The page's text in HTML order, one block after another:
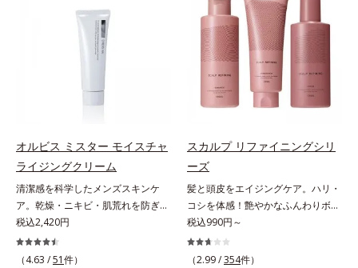
上向き(*12)のハリと透明感を。効
果的なシナジー設計で、あなたのエ
イジングケアを応援します。*1 メ
ラニンの生成を抑え、シミ・ソバカ
スを防ぐ（ウォッシュを除く）*2
オルビス内スキンケアシリーズの保
湿力*3 年齢に応じたお手入れのこ
角層*5 乾燥による*6 洗浄によ
る物理的効果*7 うるおいによる
*8 乾燥、ハリ・ツヤのなさ*9
保湿成分*10 ロニセラカエルレア
果汁、ノバラエキス配合＝うるおい
を与えハリと透明感に満ちた肌へ導
く保湿成分*11 メマツヨイグサ抽
出液、スイカズラエキス配合＝角層
シナジー設計で、あなたのエイジン
グケアを応援します。*1 メラニン
の生成を抑え、シミ・ソバカスを防
ぐ（ウォッシュ除く）*2 オルビス
内スキンケアシリーズの保湿力*3
年齢に応じたお手入れのこと*4 う
るおいによる*5 乾燥、ハリ・ツヤ
ロニセラカエルレア果汁、ノバラエ
キス配合＝うるおいを与えハリと透
明感に満ちた肌へ導く保湿成分*9
メマツヨイグサ抽出液、スイカズラ
エキス配合＝角層のすみずみまで水
分・油分を保ち、ハリ・ツヤを与え
る保湿成分*10 気持ちのこと各商品
の詳しい情報は商品ページをご覧く
れで賢いケアを。ライフスタイルに
なじむ、若々しい印象(*2)作りのサ
ポートをします。オルビスアンバー
ヴァイタルトリートメントクリーム
「オルビスアンバー ヴァイタルト
リートメントクリーム」は、1品
で、化粧水、クリーム、シワ改善・
ッククリーム(*3)、パックの6役を
担い、複合的にアプローチ。Wナイ
アシン(*4)によるシワ改善・シミ予
防に加え、複合成分コラーゲンコン
プレックスSPが肌のハリを徹底サポ
ート。肌なじみのよいクリーム構造
で角層まで保湿成分が浸透し、うる
おいをギュッと閉じ込めます。洗顔
フスタイルになじむ、若々しい印象
(*1)作りのサポートをします。オル
ビスアンバー グロウプレセラムオ
イルイン先⾏型美容液「オルビスア
ンバー グロウプレセラム」は、オ
イル成分(*2)が肌に素早くなじみ、
肌をやわらかくしながら角層まで浸
こやかに整え、うるおいを蓄える肌
へと導きます。洗顔後すぐに使うこ
とで、あとのオールインワンクリー
ムの肌なじみを高め、うるおいとツ
ヤのある肌を叶えます。*1 肌にハ
リを与え若々しい印象*2 スクワラ
ン、トリ（カプリル酸／カプリン
酸）グリセリル＝肌をやわらかくほ
オルビス ミスター モイスチャ
ライジングクリーム
清潔感を科学したメンズスキンケ
ア。乾燥・ニキビ・肌荒れを防ぎハ
リ・ツヤのある、好印象な清潔透明
肌(*1)へ。オルビスミスターは、男
性の清潔感、爽やかさ、若々しさの
税込2,420円
（4.63 /51件）
スカルプ リファイニングシリ
ーズ
髪と頭皮をエイジングケア。ハリ・
コシを体感！艶やかなふんわりボリ
ューム美髪へ。「抜け毛が目立つ」
「ボリュームがない」「ハリ・コシ
がない」という年齢による3大髪悩
税込990円～
（2.99 /354件）